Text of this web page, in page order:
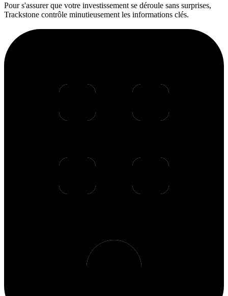
Pour s'assurer que votre investissement se déroule sans surprises,
Trackstone contrôle minutieusement les informations clés.